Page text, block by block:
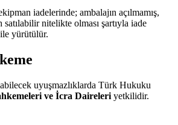
iadelerinde; ambalajın açılmamış,
nitelikte olması şartıyla iade
ile yürütülür.
uyuşmazlıklarda Türk Hukuku
ve İcra Daireleri yetkilidir.